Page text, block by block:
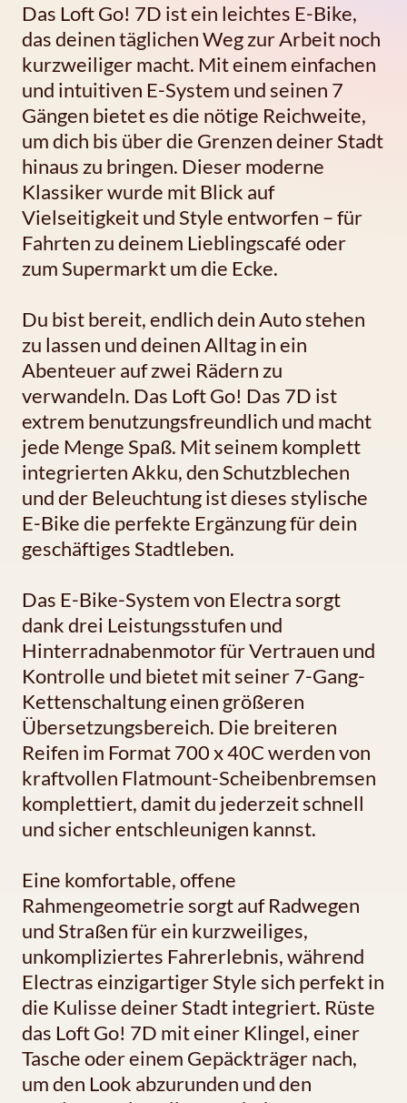
Das Loft Go! 7D ist ein leichtes E-Bike,
das deinen täglichen Weg zur Arbeit noch
kurzweiliger macht. Mit einem einfachen
und intuitiven E-System und seinen 7
Gängen bietet es die nötige Reichweite,
um dich bis über die Grenzen deiner Stadt
hinaus zu bringen. Dieser moderne
Klassiker wurde mit Blick auf
Vielseitigkeit und Style entworfen – für
Fahrten zu deinem Lieblingscafé oder
zum Supermarkt um die Ecke.
Du bist bereit, endlich dein Auto stehen
zu lassen und deinen Alltag in ein
Abenteuer auf zwei Rädern zu
verwandeln. Das Loft Go! Das 7D ist
extrem benutzungsfreundlich und macht
jede Menge Spaß. Mit seinem komplett
integrierten Akku, den Schutzblechen
und der Beleuchtung ist dieses stylische
E-Bike die perfekte Ergänzung für dein
geschäftiges Stadtleben.
Das E-Bike-System von Electra sorgt
dank drei Leistungsstufen und
Hinterradnabenmotor für Vertrauen und
Kontrolle und bietet mit seiner 7-Gang-
Kettenschaltung einen größeren
Übersetzungsbereich. Die breiteren
Reifen im Format 700 x 40C werden von
kraftvollen Flatmount-Scheibenbremsen
komplettiert, damit du jederzeit schnell
und sicher entschleunigen kannst.
Eine komfortable, offene
Rahmengeometrie sorgt auf Radwegen
und Straßen für ein kurzweiliges,
unkompliziertes Fahrerlebnis, während
Electras einzigartiger Style sich perfekt in
die Kulisse deiner Stadt integriert. Rüste
das Loft Go! 7D mit einer Klingel, einer
Tasche oder einem Gepäckträger nach,
um den Look abzurunden und den